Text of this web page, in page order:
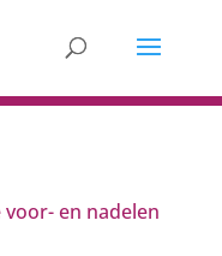
en nadelen